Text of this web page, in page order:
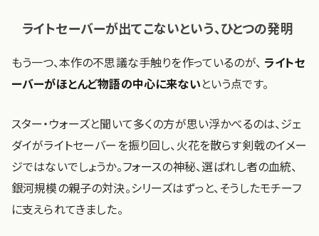
ライトセーバーが出てこないという、ひとつの発明
もう一つ、本作の不思議な手触りを作っているのが、 ライトセ
ーバーがほとんど物語の中心に来ないという点です。
スター・ウォーズと聞いて多くの方が思い浮かべるのは、ジェ
ダイがライトセーバーを振り回し、火花を散らす剣戟のイメー
ジではないでしょうか。フォースの神秘、選ばれし者の血統、
銀河規模の親子の対決。シリーズはずっと、そうしたモチーフ
に支えられてきました。